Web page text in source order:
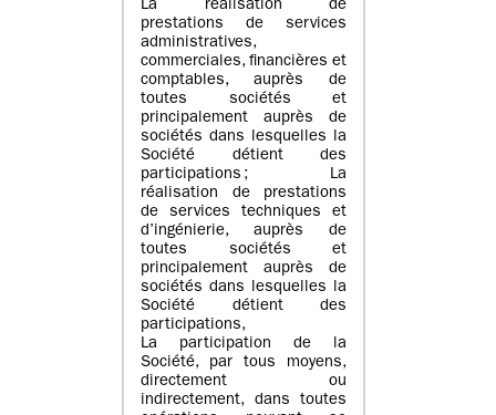
La réalisation de
prestations de services
administratives,
commerciales, financières et
comptables, auprès de
toutes sociétés et
principalement auprès de
sociétés dans lesquelles la
Société détient des
participations ; La
réalisation de prestations
de services techniques et
d’ingénierie, auprès de
toutes sociétés et
principalement auprès de
sociétés dans lesquelles la
Société détient des
participations,
La participation de la
Société, par tous moyens,
directement ou
indirectement, dans toutes